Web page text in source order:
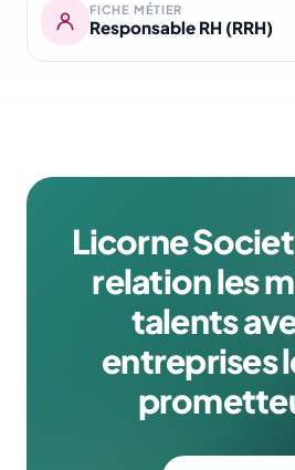
FICHE MÉTIER
Responsable RH (RRH)
Licorne
relation les
talents
entreprises